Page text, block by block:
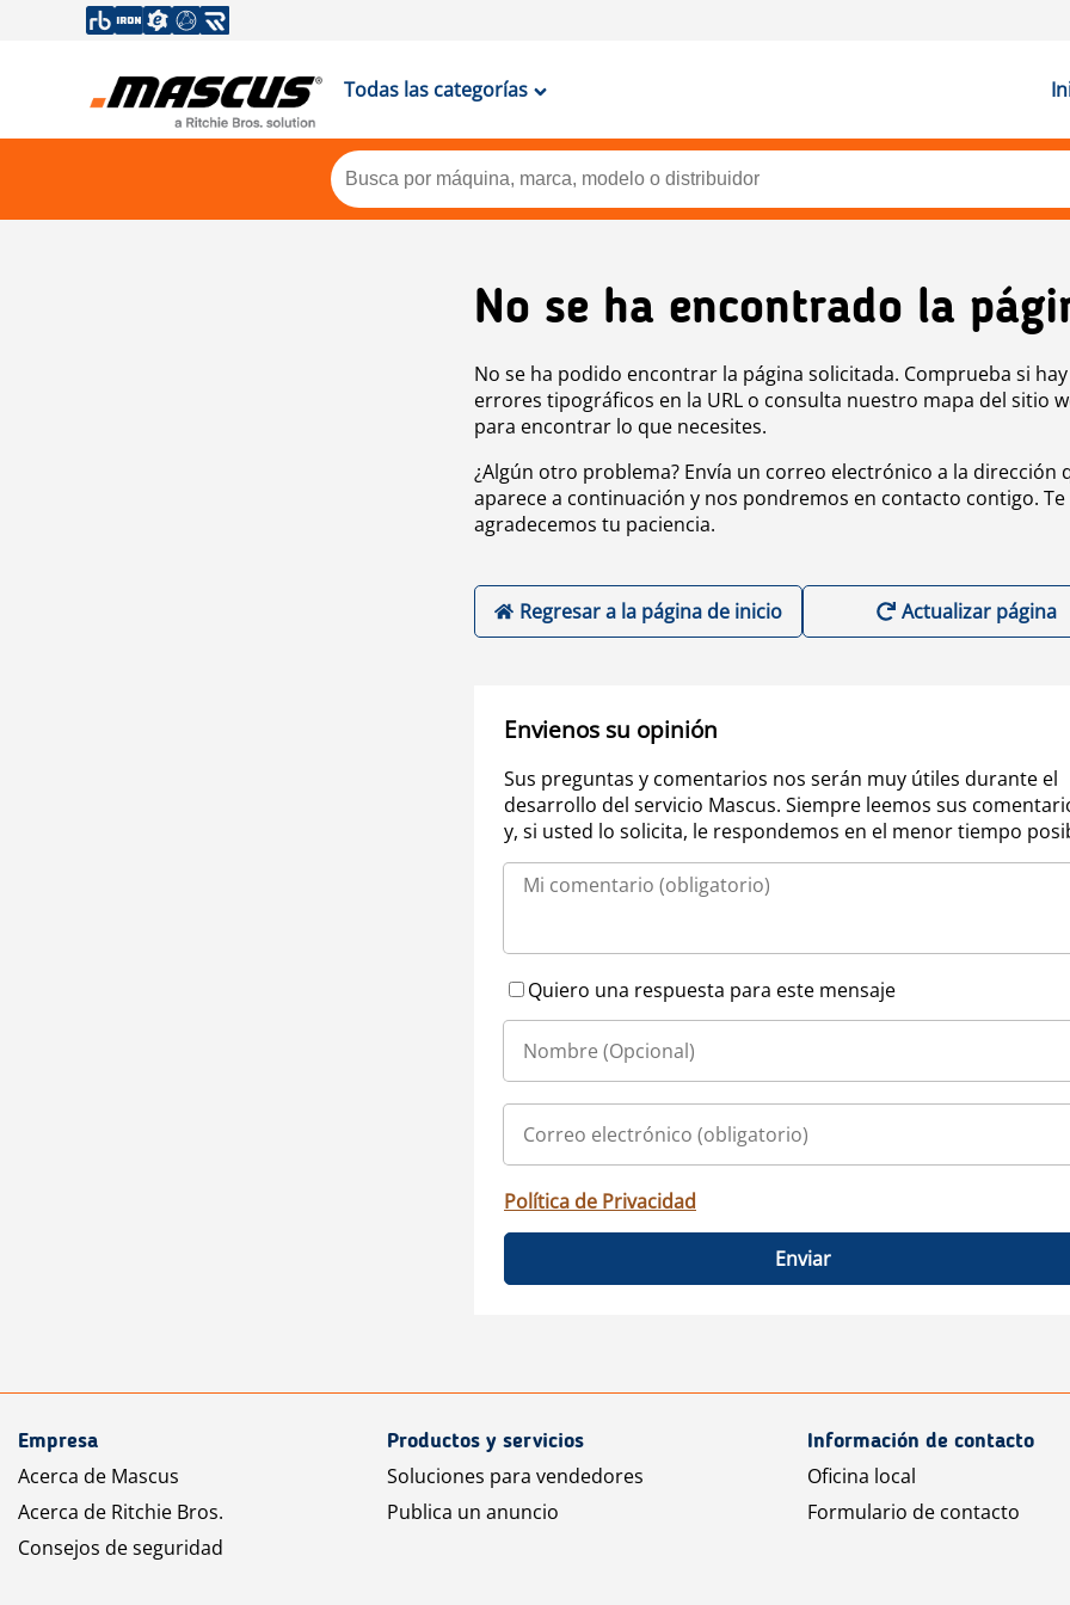
Todas las categorías
No se ha encontrado la
No se ha podido encontrar la página solicitada. Comprueba si hay
errores tipográficos en la URL o consulta nuestro mapa del sitio
para encontrar lo que necesites.
¿Algún otro problema? Envía un correo electrónico a la dirección
aparece a continuación y nos pondremos en contacto contigo. Te
agradecemos tu paciencia.
Regresar a la página de inicio Actualizar página
Envienos su opinión
Sus preguntas y comentarios nos serán muy útiles durante el
desarrollo del servicio Mascus. Siempre leemos sus
y, si usted lo solicita, le respondemos en el menor tiempo
Quiero una respuesta para este mensaje
Política de Privacidad
Enviar
Empresa
Acerca de Mascus
Acerca de Ritchie Bros.
Consejos de seguridad
Productos y servicios
Soluciones para vendedores
Publica un anuncio
Información de contacto
Oficina local
Formulario de contacto